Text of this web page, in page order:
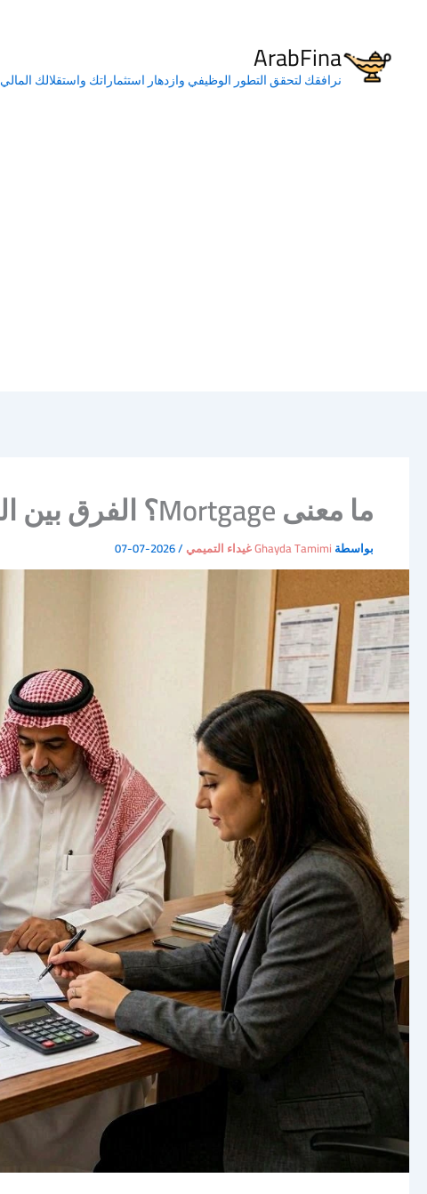
المحتوى
ArabFina
نرافقك لتحقق التطور الوظيفي وازدهار استثماراتك واستقلالك المالي
ما معنى Mortgage؟ الفرق بين القرض العقاري والرهن العقاري بالتفصيل
بواسطة Ghayda Tamimi غيداء التميمي /
2026-07-07